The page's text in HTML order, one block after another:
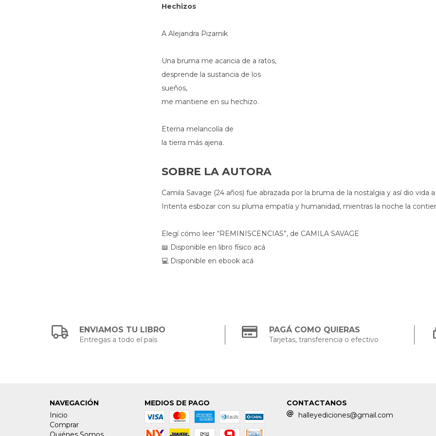
Hechizos
A Alejandra Pizarnik
Una bruma me acaricia de a ratos,
desprende la sustancia de los
sueños,
me mantiene en su hechizo.
Eterna melancolía de
la tierra más ajena.
SOBRE LA AUTORA
Camila Savage (24 años) fue abrazada por la bruma de la nostalgia y así dio vida
Intenta esbozar con su pluma empatía y humanidad, mientras la noche la
Elegí cómo leer “REMINISCENCIAS”, de CAMILA SAVAGE
📖 Disponible en libro físico acá
💻 Disponible en ebook acá
ENVIAMOS TU LIBRO
Entregas a todo el país
PAGÁ COMO QUIERAS
Tarjetas, transferencia o efectivo
NAVEGACIÓN
Inicio
Comprar
MEDIOS DE PAGO
CONTACTANOS
halleyediciones@gmail.com